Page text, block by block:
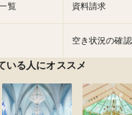
覧 資料請求
空き状況の確認
いる人にオススメ